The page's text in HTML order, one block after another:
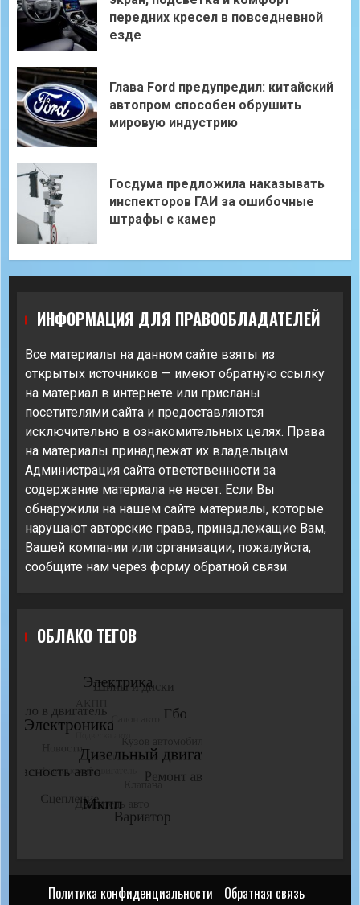
передних кресел в повседневной
езде
Глава Ford предупредил: китайский
автопром способен обрушить
мировую индустрию
Госдума предложила наказывать
инспекторов ГАИ за ошибочные
штрафы с камер
ИНФОРМАЦИЯ ДЛЯ ПРАВООБЛАДАТЕЛЕЙ
Все материалы на данном сайте взяты из
открытых источников — имеют обратную ссылку
на материал в интернете или присланы
посетителями сайта и предоставляются
исключительно в ознакомительных целях. Права
на материалы принадлежат их владельцам.
Администрация сайта ответственности за
содержание материала не несет. Если Вы
обнаружили на нашем сайте материалы, которые
нарушают авторские права, принадлежащие Вам,
Вашей компании или организации, пожалуйста,
сообщите нам через форму обратной связи.
ОБЛАКО ТЕГОВ
Политика конфиденциальности Обратная связь